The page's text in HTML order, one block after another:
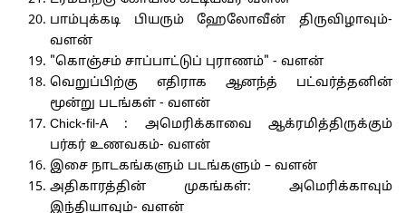
பாம்புக்கடி பியரும் ஹேலோவீன் திருவிழாவும்-
வளன்
"கொஞ்சம் சாப்பாட்டுப் புராணம்" - வளன்
வெறுப்பிற்கு எதிராக ஆனந்த் பட்வர்த்தனின்
மூன்று படங்கள் - வளன்
Chick-fil-A : அமெரிக்காவை ஆக்ரமித்திருக்கும்
பர்கர் உணவகம்- வளன்
இசை நாடகங்களும் படங்களும் – வளன்
அதிகாரத்தின் முகங்கள்: அமெரிக்காவும்
இந்தியாவும்- வளன்